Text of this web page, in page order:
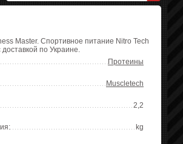
Master. Спортивное питание Nitro Tech
по Украине.
Протеины
Muscletech
2,2
kg